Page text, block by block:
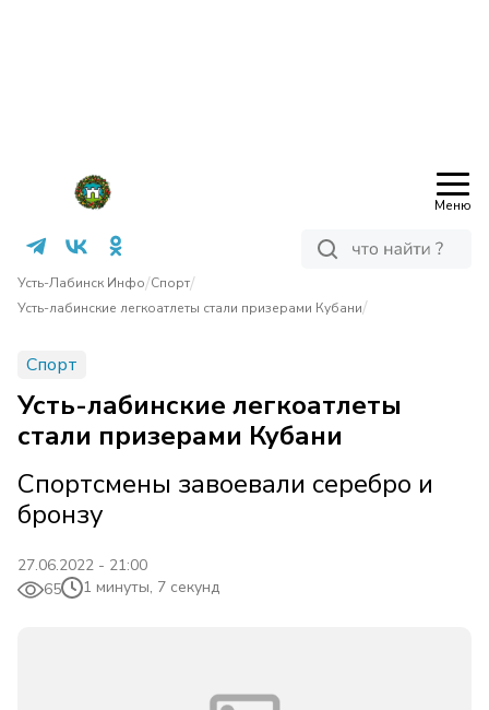
Меню
Усть-Лабинск Инфо/Спорт/
Усть-лабинские легкоатлеты стали призерами Кубани/
Спорт
Усть-лабинские легкоатлеты
стали призерами Кубани
Спортсмены завоевали серебро и
бронзу
27.06.2022 - 21:00
65
1 минуты, 7 секунд